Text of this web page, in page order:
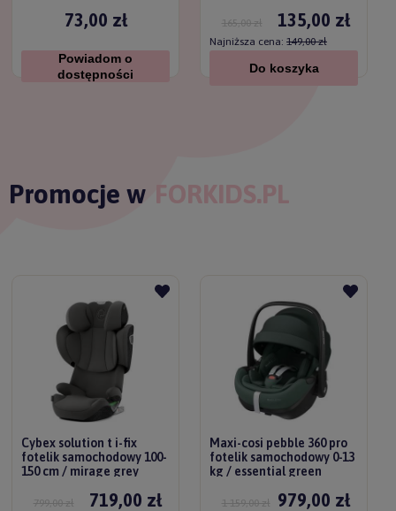
73,00 zł
Powiadom o
dostępności
135,00 zł
165,00 zł
Najniższa cena: 149,00 zł
Do koszyka
Promocje w FORKIDS.PL
Cybex solution t i-fix
fotelik samochodowy 100-
150 cm / mirage grey
719,00 zł
799,00 zł
Maxi-cosi pebble 360 pro
fotelik samochodowy 0-13
kg / essential green
979,00 zł
1 159,00 zł